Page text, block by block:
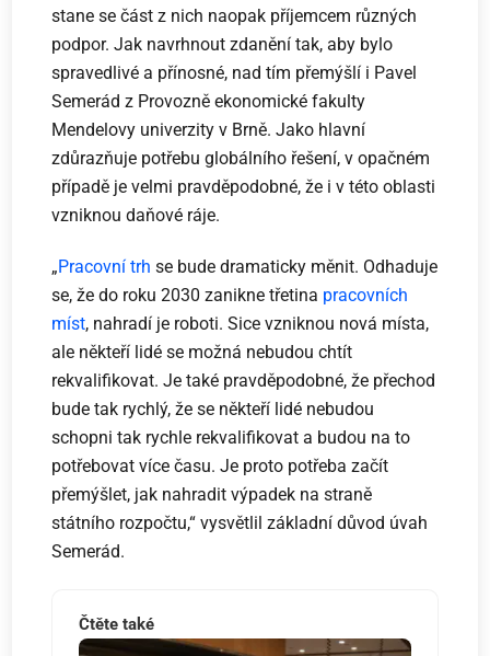
stane se část z nich naopak příjemcem různých
podpor. Jak navrhnout zdanění tak, aby bylo
spravedlivé a přínosné, nad tím přemýšlí i Pavel
Semerád z Provozně ekonomické fakulty
Mendelovy univerzity v Brně. Jako hlavní
zdůrazňuje potřebu globálního řešení, v opačném
případě je velmi pravděpodobné, že i v této oblasti
vzniknou daňové ráje.
„Pracovní trh se bude dramaticky měnit. Odhaduje
se, že do roku 2030 zanikne třetina pracovních
míst, nahradí je roboti. Sice vzniknou nová místa,
ale někteří lidé se možná nebudou chtít
rekvalifikovat. Je také pravděpodobné, že přechod
bude tak rychlý, že se někteří lidé nebudou
schopni tak rychle rekvalifikovat a budou na to
potřebovat více času. Je proto potřeba začít
přemýšlet, jak nahradit výpadek na straně
státního rozpočtu,“ vysvětlil základní důvod úvah
Semerád.
Čtěte také